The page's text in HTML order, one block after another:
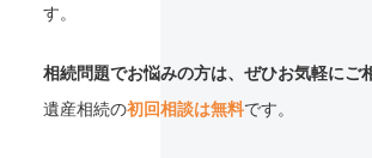
す。
相続問題でお悩みの方は、ぜひお気軽にご
遺産相続の初回相談は無料です。